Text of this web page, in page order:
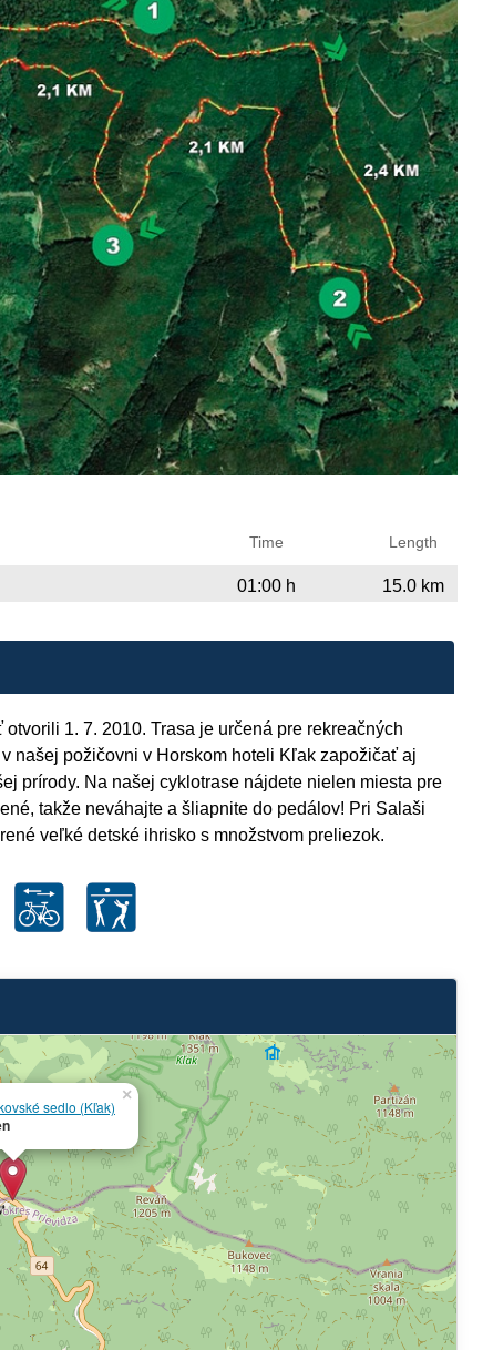
Time Length
01:00 h 15.0 km
1. 7. 2010. Trasa je určená pre rekreačných
našej požičovni v Horskom hoteli Kľak zapožičať aj
prírody. Na našej cyklotrase nájdete nielen miesta pre
takže neváhajte a šliapnite do pedálov! Pri Salaši
veľké detské ihrisko s množstvom preliezok.
sedlo (Kľak)
×